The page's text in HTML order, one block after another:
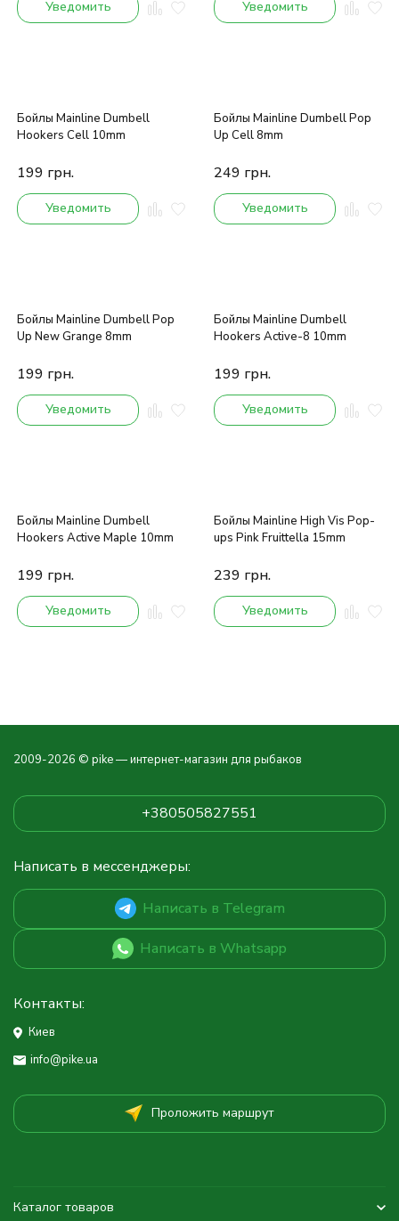
Уведомить Уведомить
Бойлы Mainline Dumbell
Hookers Cell 10mm
199 грн.
Уведомить
Бойлы Mainline Dumbell Pop
Up Cell 8mm
249 грн.
Уведомить
Бойлы Mainline Dumbell Pop
Up New Grange 8mm
199 грн.
Уведомить
Бойлы Mainline Dumbell
Hookers Active-8 10mm
199 грн.
Уведомить
Бойлы Mainline Dumbell
Hookers Active Maple 10mm
199 грн.
Уведомить
Бойлы Mainline High Vis Pop-
ups Pink Fruittella 15mm
239 грн.
Уведомить
2009-2026 © pike — интернет-магазин для рыбаков
+380505827551
Написать в мессенджеры:
Написать в Telegram
Написать в Whatsapp
Контакты:
Киев
info@pike.ua
Проложить маршрут
Каталог товаров